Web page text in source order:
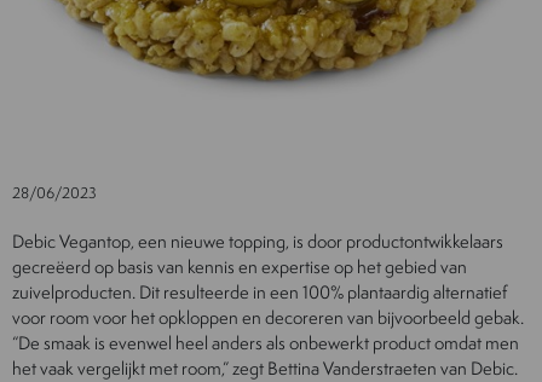
28/06/2023
Debic Vegantop, een nieuwe topping, is door productontwikkelaars
gecreëerd op basis van kennis en expertise op het gebied van
zuivelproducten. Dit resulteerde in een 100% plantaardig alternatief
voor room voor het opkloppen en decoreren van bijvoorbeeld gebak.
“De smaak is evenwel heel anders als onbewerkt product omdat men
het vaak vergelijkt met room,” zegt Bettina Vanderstraeten van Debic.